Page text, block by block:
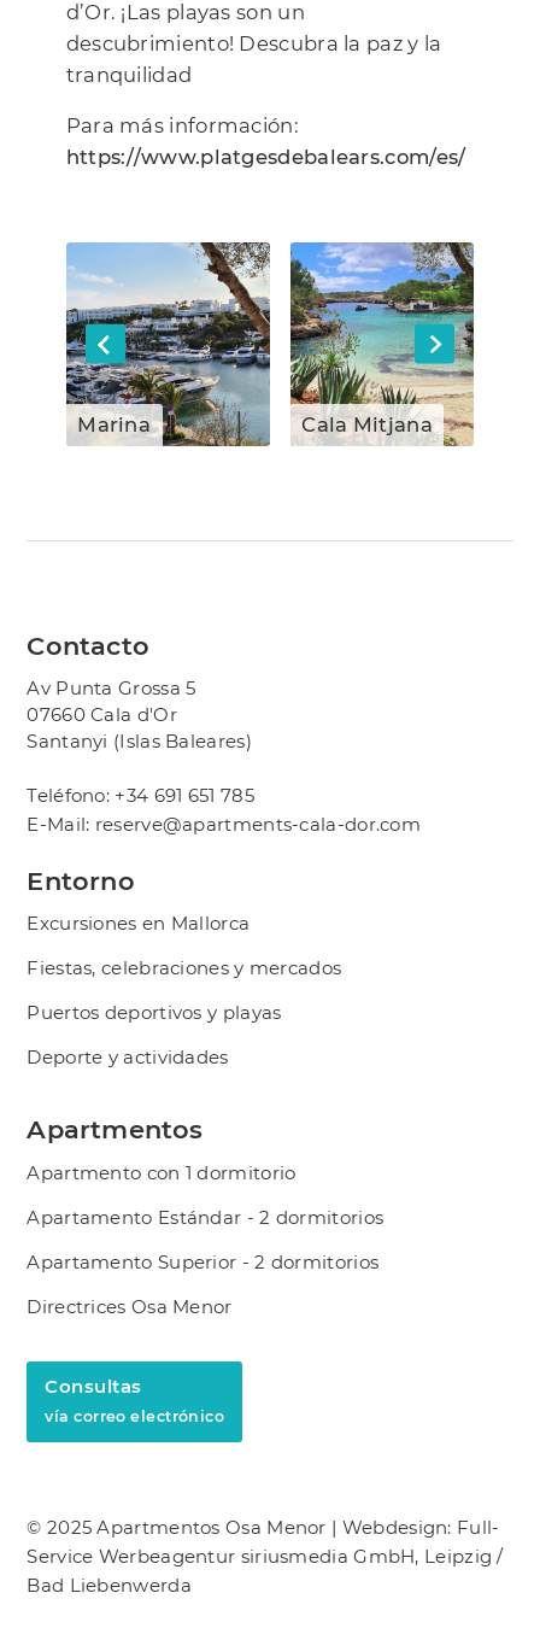
d’Or. ¡Las playas son un
descubrimiento! Descubra la paz y la
tranquilidad
Para más información:
https://www.platgesdebalears.com/es/
Marina Cala Mitjana
Contacto
Av Punta Grossa 5
07660 Cala d'Or
Santanyi (Islas Baleares)
Teléfono: +34 691 651 785
E-Mail: reserve@apartments-cala-dor.com
Entorno
Excursiones en Mallorca
Fiestas, celebraciones y mercados
Puertos deportivos y playas
Deporte y actividades
Apartmentos
Apartmento con 1 dormitorio
Apartamento Estándar - 2 dormitorios
Apartamento Superior - 2 dormitorios
Directrices Osa Menor
Consultas
vía correo electrónico
© 2025 Apartmentos Osa Menor | Webdesign: Full-
Service Werbeagentur siriusmedia GmbH, Leipzig /
Bad Liebenwerda